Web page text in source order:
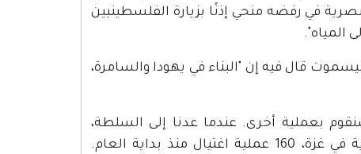
في رفضه منحي إذنًا بزيارة الفلسطينيين
المياه".
قال فيه إن "البناء في يهودا والسامرة،
بعملية أخرى. عندما عدنا إلى السلطة،
يقولون كأننا اشتغلنا فقط على الإصلاح، وهذا غير صحيح. العملية في غزة، 160 عملية اغتيال منذ بداية العام.